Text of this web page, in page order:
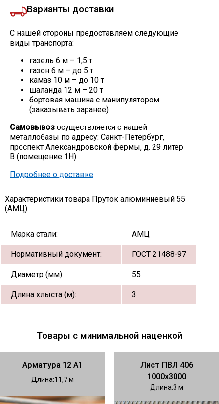
Варианты доставки
С нашей стороны предоставляем следующие
виды транспорта:
газель 6 м – 1,5 т
газон 6 м – до 5 т
камаз 10 м – до 10 т
шаланда 12 м – 20 т
бортовая машина с манипулятором
(заказывать заранее)
Самовывоз осуществляется с нашей
металлобазы по адресу: Санкт-Петербург,
проспект Александровской фермы, д. 29 литер
В (помещение 1Н)
Подробнее о доставке
Характеристики товара Пруток алюминиевый 55
(АМЦ):
Марка стали: АМЦ
Нормативный документ: ГОСТ 21488-97
Диаметр (мм): 55
Длина хлыста (м): 3
Товары с минимальной наценкой
Арматура 12 А1
Длина 11,7
Лист ПВЛ 406
1000х3000
Длина 3